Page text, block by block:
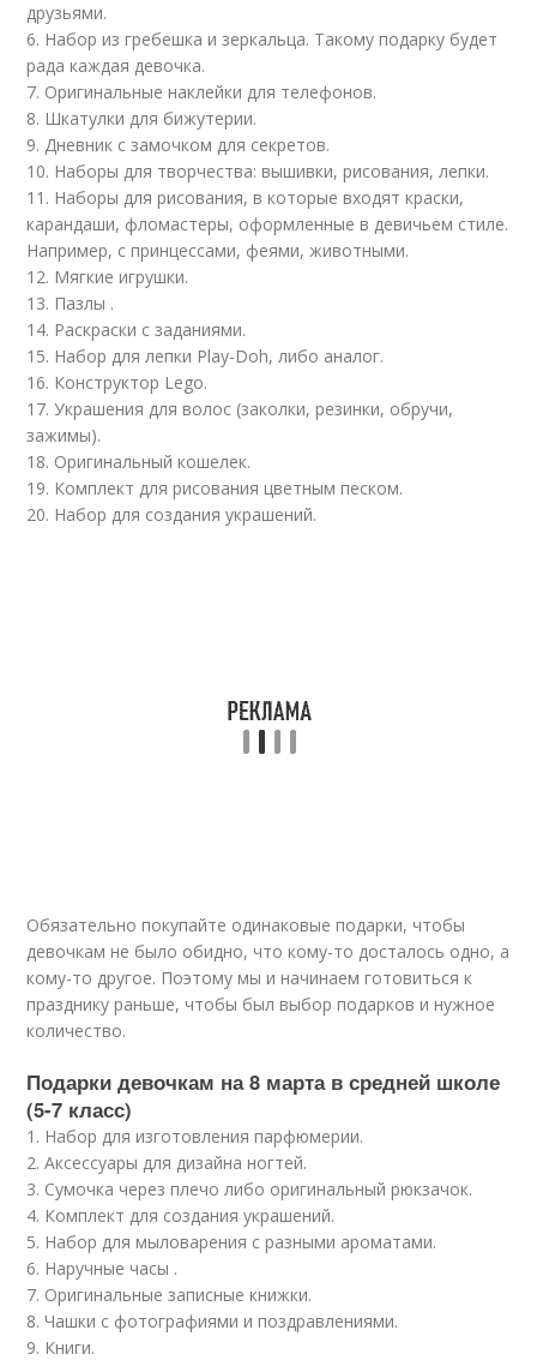
друзьями.
6. Набор из гребешка и зеркальца. Такому подарку будет
рада каждая девочка.
7. Оригинальные наклейки для телефонов.
8. Шкатулки для бижутерии.
9. Дневник с замочком для секретов.
10. Наборы для творчества: вышивки, рисования, лепки.
11. Наборы для рисования, в которые входят краски,
карандаши, фломастеры, оформленные в девичьем стиле.
Например, с принцессами, феями, животными.
12. Мягкие игрушки.
13. Пазлы .
14. Раскраски с заданиями.
15. Набор для лепки Play-Doh, либо аналог.
16. Конструктор Lego.
17. Украшения для волос (заколки, резинки, обручи,
зажимы).
18. Оригинальный кошелек.
19. Комплект для рисования цветным песком.
20. Набор для создания украшений.
Обязательно покупайте одинаковые подарки, чтобы
девочкам не было обидно, что кому-то досталось одно, а
кому-то другое. Поэтому мы и начинаем готовиться к
празднику раньше, чтобы был выбор подарков и нужное
количество.
Подарки девочкам на 8 марта в средней школе
(5-7 класс)
1. Набор для изготовления парфюмерии.
2. Аксессуары для дизайна ногтей.
3. Сумочка через плечо либо оригинальный рюкзачок.
4. Комплект для создания украшений.
5. Набор для мыловарения с разными ароматами.
6. Наручные часы .
7. Оригинальные записные книжки.
8. Чашки с фотографиями и поздравлениями.
9. Книги.